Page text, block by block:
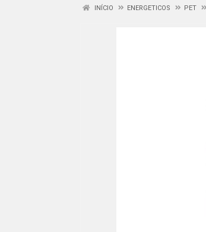
INÍCIO ENERGETICOS PET